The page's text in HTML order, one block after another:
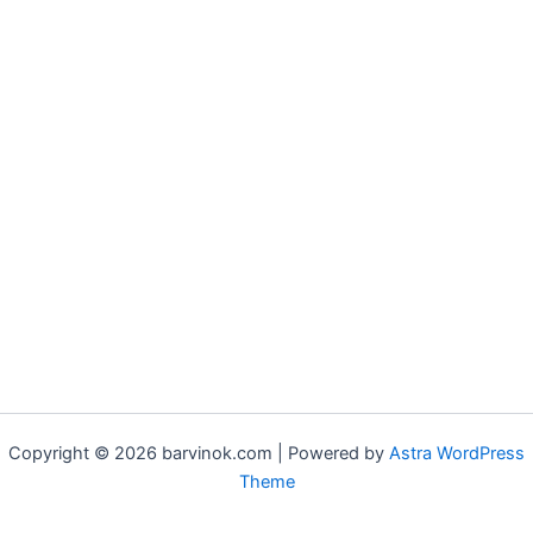
Copyright © 2026 barvinok.com | Powered by Astra WordPress
Theme